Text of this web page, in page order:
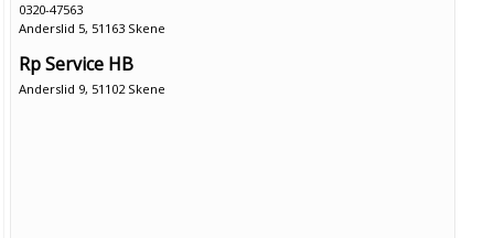
0320-47563
Anderslid 5, 51163 Skene
Rp Service HB
Anderslid 9, 51102 Skene